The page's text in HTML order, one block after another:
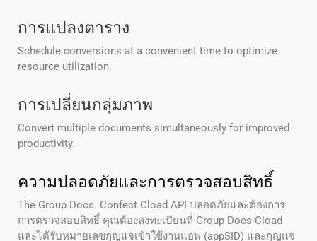
การแปลงตาราง
Schedule conversions at a convenient time to optimize
resource utilization.
การเปลี่ยนกลุ่มภาพ
Convert multiple documents simultaneously for improved
productivity.
ความปลอดภัยและการตรวจสอบสิทธิ์
The Group Docs. Confect Cload API ปลอดภัยและต้องการ
การตรวจสอบสิทธิ์ คุณต้องลงทะเบียนที่ Group Docs Cload
และได้รับหมายเลขกุญแจเข้าใช้งานแอพ (appSID) และกุญแจ